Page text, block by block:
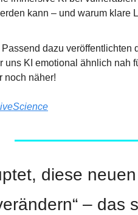
kann – und warum klare
Passend dazu veröffentlichten
uns KI emotional ähnlich nah
noch näher!
diese
– das